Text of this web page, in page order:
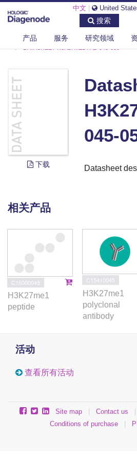
中文 United
搜索
产品 服务 研究领域
DIAGENODE.COM
DOCUMENTS
DATASHEET H3K27ME1 PAB-045-050
下载
045-
Datasheet
相关产品
C16000045
H3K27me1
peptide
C15410045
H3K27me1
polyclonal
antibody
活动
查看所有活动
Site map Contact us
Conditions of purchase